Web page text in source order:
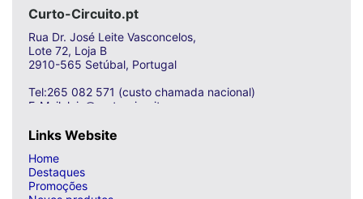
Curto-Circuito.pt
Rua Dr. José Leite Vasconcelos,
Lote 72, Loja B
2910-565 Setúbal, Portugal
Tel:265 082 571 (custo chamada nacional)
E-Mail: loja@curto-circuito.com
Links Website
Home
Destaques
Promoções